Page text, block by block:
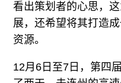
订阅
往期内容
看出策划者的心思，
展，还希望将其打造
资源。
12月6日至7日，第四